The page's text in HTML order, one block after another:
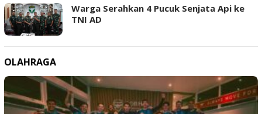
Warga Serahkan 4 Pucuk Senjata Api ke
TNI AD
OLAHRAGA